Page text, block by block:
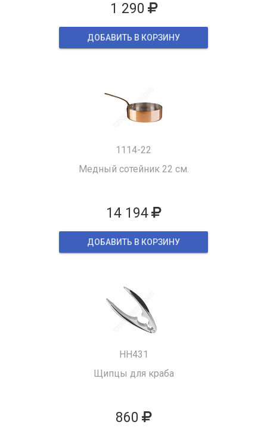
1 290
ДОБАВИТЬ В КОРЗИНУ
1114-22
Медный сотейник 22 см.
14 194
ДОБАВИТЬ В КОРЗИНУ
HH431
Щипцы для краба
860